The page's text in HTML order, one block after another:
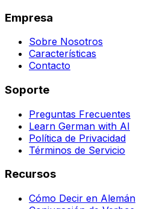
Empresa
Sobre Nosotros
Características
Contacto
Soporte
Preguntas Frecuentes
Learn German with AI
Política de Privacidad
Términos de Servicio
Recursos
Cómo Decir en Alemán